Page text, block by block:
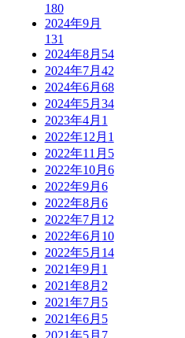
180
2024年9月
131
2024年8月 54
2024年7月 42
2024年6月 68
2024年5月 34
2023年4月 1
2022年12月 1
2022年11月 5
2022年10月 6
2022年9月 6
2022年8月 6
2022年7月 12
2022年6月 10
2022年5月 14
2021年9月 1
2021年8月 2
2021年7月 5
2021年6月 5
2021年5月 7